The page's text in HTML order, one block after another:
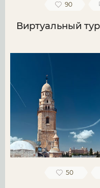
90
Виртуальный
50